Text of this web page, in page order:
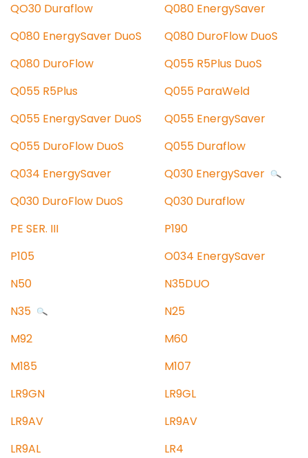
QO30 Duraflow
Q080 EnergySaver
Q080 EnergySaver DuoS
Q080 DuroFlow DuoS
Q080 DuroFlow
Q055 R5Plus DuoS
Q055 R5Plus
Q055 ParaWeld
Q055 EnergySaver DuoS
Q055 EnergySaver
Q055 DuroFlow DuoS
Q055 Duraflow
Q034 EnergySaver
Q030 EnergySaver
Q030 DuroFlow DuoS
Q030 Duraflow
PE SER. III
P190
P105
O034 EnergySaver
N50
N35DUO
N35
N25
M92
M60
M185
M107
LR9GN
LR9GL
LR9AV
LR9AV
LR9AL
LR4